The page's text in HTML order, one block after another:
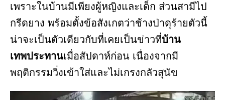
เพราะในบ้านมีเพียงผู้หญิงและเด็ก ส่วนสามีไป
กรีดยาง พร้อมตั้งข้อสังเกตว่าช้างป่าดุร้ายตัวนี้
น่าจะเป็นตัวเดียวกับที่เคยเป็นข่าวที่บ้าน
เทพประทานเมื่อสัปดาห์ก่อน เนื่องจากมี
พฤติกรรมวิ่งเข้าใส่และไม่เกรงกลัวสุนัข